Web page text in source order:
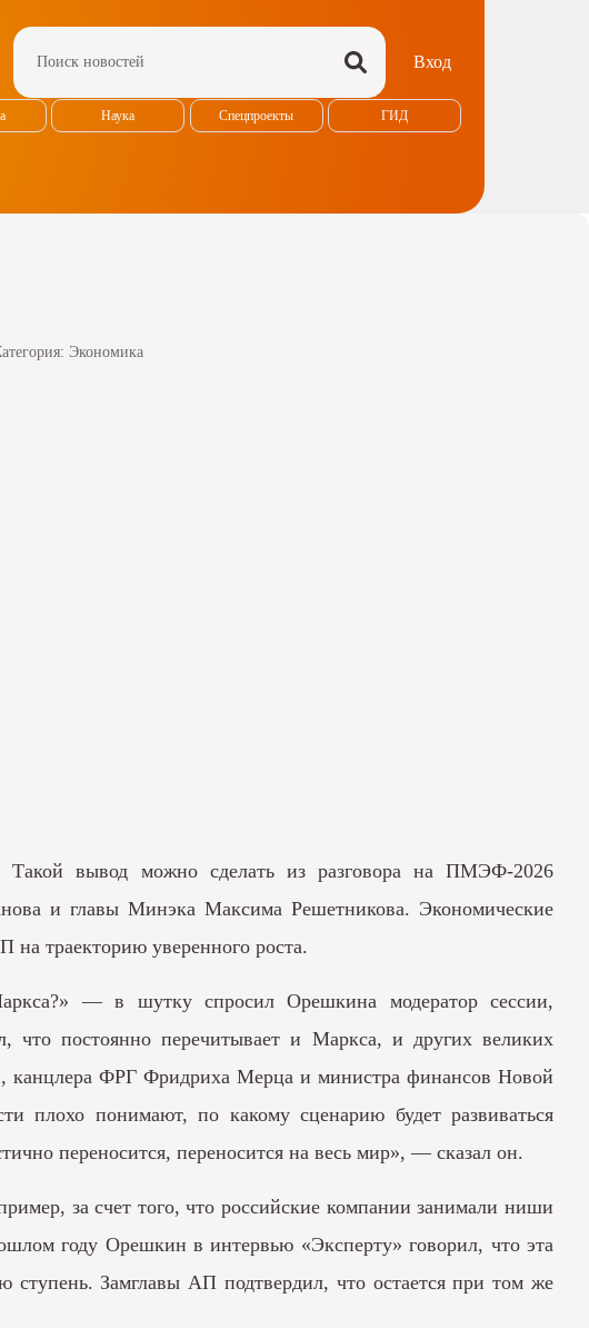
Вход
Наука Спецпроекты ГИД
Экономика
Такой вывод можно сделать из разговора на ПМЭФ-2026
и главы Минэка Максима Решетникова. Экономические
на траекторию уверенного роста.
— в шутку спросил Орешкина модератор сессии,
что постоянно перечитывает и Маркса, и других великих
канцлера ФРГ Фридриха Мерца и министра финансов Новой
плохо понимают, по какому сценарию будет развиваться
переносится, переносится на весь мир», — сказал он.
за счет того, что российские компании занимали ниши
году Орешкин в интервью «Эксперту» говорил, что эта
ступень. Замглавы АП подтвердил, что остается при том же